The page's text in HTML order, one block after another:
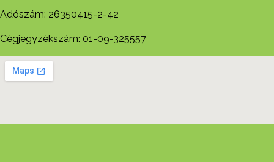
Adószám: 26350415-2-42
Cégjegyzékszám: 01-09-325557